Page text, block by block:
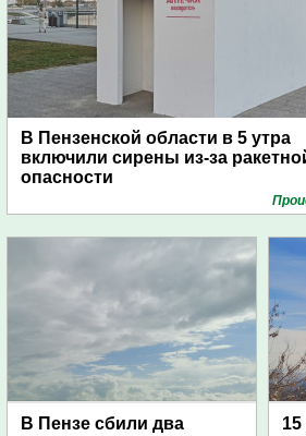
В Пензенской области в 5 утра
включили сирены из-за
опасности
В Пензе сбили два